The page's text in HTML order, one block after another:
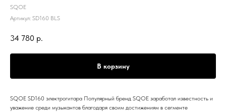
SQOE
Артикул: SD160 BLS
34 780 р.
В корзину
SQOE SD160 электрогитара Популярный бренд SQOE заработал известность и
уважение среди музыкантов благодаря своим достижениям в сегменте